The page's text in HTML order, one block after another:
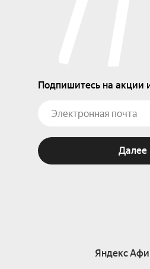
Подпишитесь на акции
Далее
Яндекс